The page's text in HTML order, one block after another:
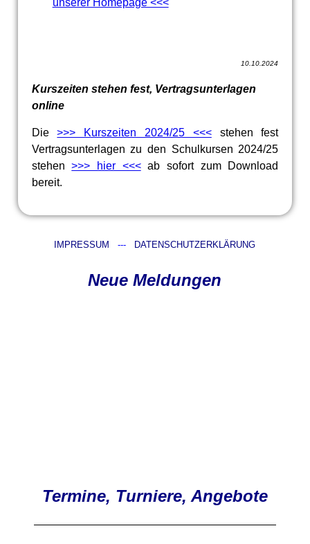
10.10.2024
Kurszeiten stehen fest, Vertragsunterlagen
online
Die>>> Kurszeiten 2024/25 <<<stehen fest
Vertragsunterlagen zu den Schulkursen 2024/25
stehen>>> hier <<<ab sofort zum Download
bereit.
IMPRESSUM --- DATENSCHUTZERKLÄRUNG
Neue Meldungen
Termine, Turniere, Angebote